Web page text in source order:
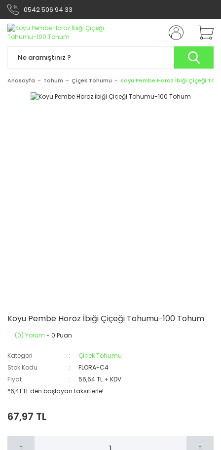
0542 506 94 33
Anasayfa Tohum Çiçek Tohumu Koyu Pembe Horoz İbiği Çiçeği
Koyu Pembe Horoz İbiği Çiçeği Tohumu-100 Tohum
(0) Yorum - 0 Puan
Kategori
Çiçek Tohumu
Stok Kodu
FLORA-C4
Fiyat
56,64 TL + KDV
*6,41 TL den başlayan taksitlerle!
67,97 TL